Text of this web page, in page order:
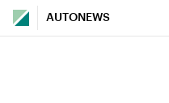
AUTONEWS